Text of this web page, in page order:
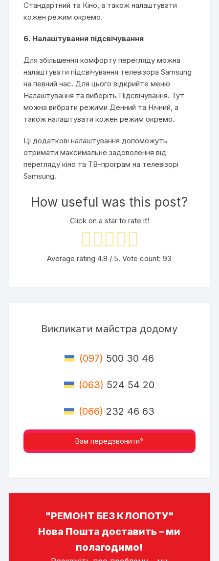
Стандартний та Кіно, а також налаштувати
кожен режим окремо.
6. Налаштування підсвічування
Для збільшення комфорту перегляду можна
налаштувати підсвічування телевізора Samsung
на певний час. Для цього відкрийте меню
Налаштування та виберіть Підсвічування. Тут
можна вибрати режими Денний та Нічний, а
також налаштувати кожен режим окремо.
Ці додаткові налаштування допоможуть
отримати максимальне задоволення від
перегляду кіно та ТВ-програм на телевізорі
Samsung.
How useful was this post?
Click on a star to rate it!
Average rating4.8 / 5. Vote count:93
Викликати майстра додому
(097) 500 30 46
(063) 524 54 20
(066) 232 46 63
Вам передзвонити?
"РЕМОНТ БЕЗ КЛОПОТУ"
Нова Пошта доставить – ми
полагодимо!